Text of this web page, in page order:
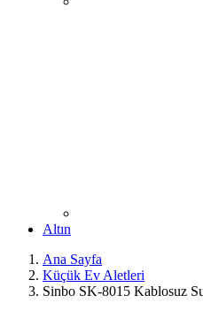
Altın
Ana Sayfa
Küçük Ev Aletleri
Sinbo SK-8015 Kablosuz